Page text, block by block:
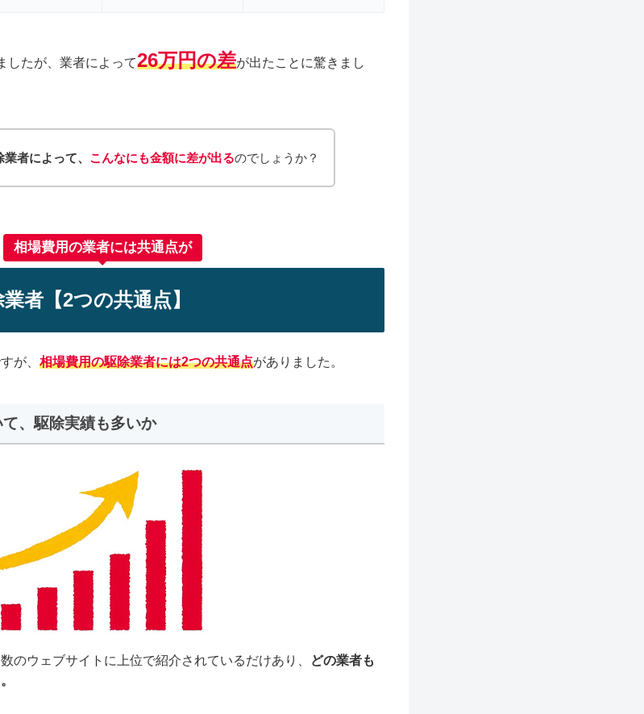
したが、業者によって26万円の差が出たことに驚きまし
者によって、 こんなにも金額に差が出るのでしょうか？
相場費用の業者には共通点が
者【2つの共通点】
が、 相場費用の駆除業者には2つの共通点がありました。
、駆除実績も多いか
のウェブサイトに上位で紹介されているだけあり、
どの業者も